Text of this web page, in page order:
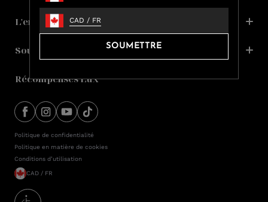
CAD / FR
SOUMETTRE
L'entreprise
Soutien
Récompenses Lux
Politique de confidentialité
Politique en matière de cookies
Conditions d’utilisation
CAD / FR